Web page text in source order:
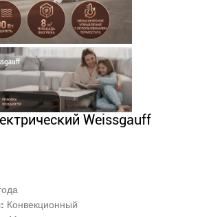
Weissgauff
Конвекционный